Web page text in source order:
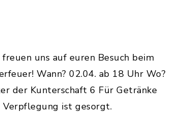
uns auf euren Besuch beim
Wann? 02.04. ab 18 Uhr Wo?
der Kunterschaft 6 Für Getränke
Verpflegung ist gesorgt.